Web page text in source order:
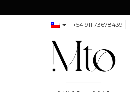
+54 911 73678439